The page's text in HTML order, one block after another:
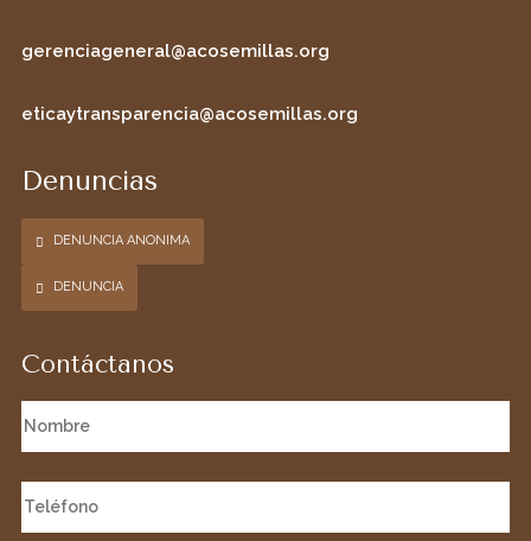
gerenciageneral@acosemillas.org
eticaytransparencia@acosemillas.org
Denuncias
DENUNCIA ANONIMA
DENUNCIA
Contáctanos